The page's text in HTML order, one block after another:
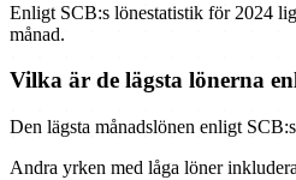
Enligt SCB:s lönestatistik för 2024
månad.
Vilka är de lägsta lönerna
Den lägsta månadslönen enligt
Andra yrken med låga löner